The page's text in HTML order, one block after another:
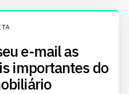
e-mail as
importantes do